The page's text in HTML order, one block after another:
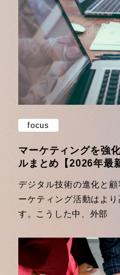
focus
マーケティングを強
ルまとめ【2026年最
デジタル技術の進化と
ーケティング活動はよ
す。こうした中、外部